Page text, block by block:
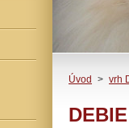
Úvod > vrh